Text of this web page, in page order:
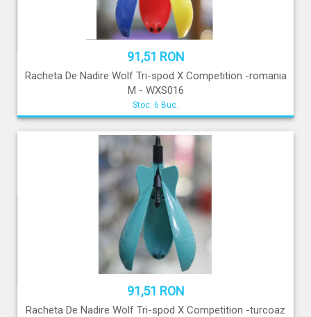
91,51 RON
Racheta De Nadire Wolf Tri-spod X Competition -romania
M - WXS016
Stoc: 6 Buc.
91,51 RON
Racheta De Nadire Wolf Tri-spod X Competition -turcoaz